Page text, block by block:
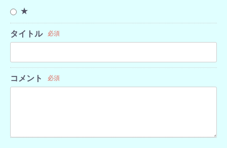
★
タイトル 必須
コメント 必須